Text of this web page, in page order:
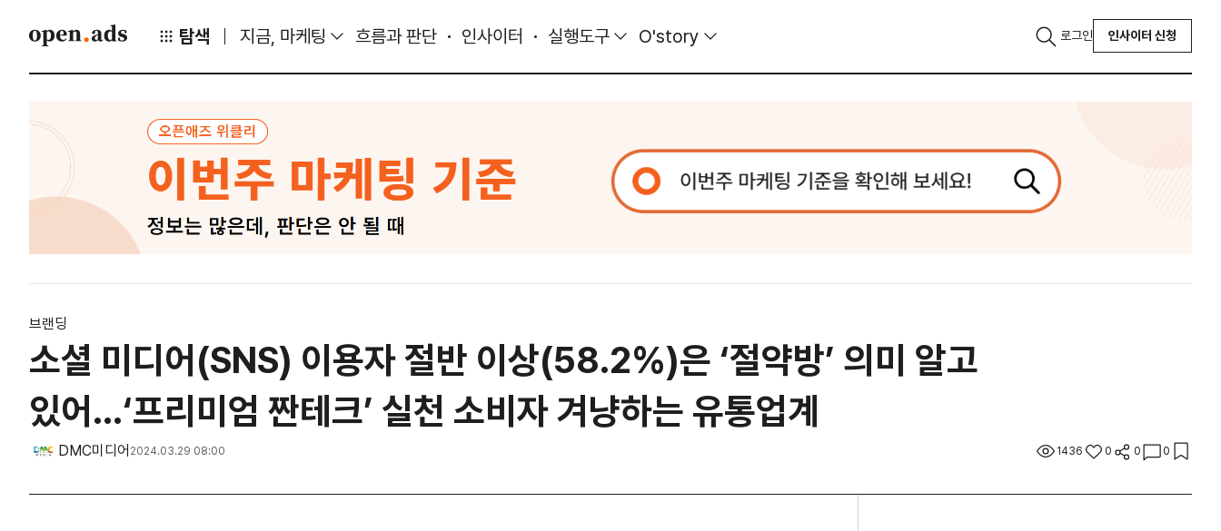
탐색 지금, 마케팅 흐름과 판단 인사이터 실행도구 O'story 로그인 인사이터 신청
브랜딩
소셜 미디어(SNS) 이용자 절반 이상(58.2%)은 ‘절약방’ 의미 알고
있어…‘프리미엄 짠테크’ 실천 소비자 겨냥하는 유통업계
DMC미디어 2024.03.29 08:00 1436 0 0 0